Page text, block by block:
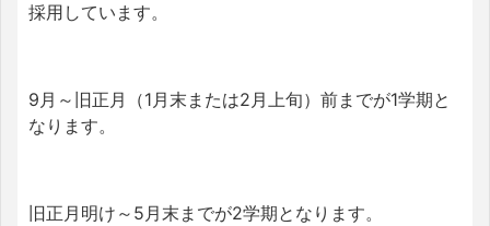
採用しています。
9月～旧正月（1月末または2月上旬）前までが1学期と
なります。
旧正月明け～5月末までが2学期となります。